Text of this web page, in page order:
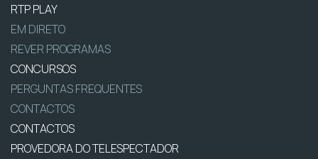
RTP PLAY
EM DIRETO
REVER PROGRAMAS
CONCURSOS
PERGUNTAS FREQUENTES
CONTACTOS
CONTACTOS
PROVEDORA DO TELESPECTADOR